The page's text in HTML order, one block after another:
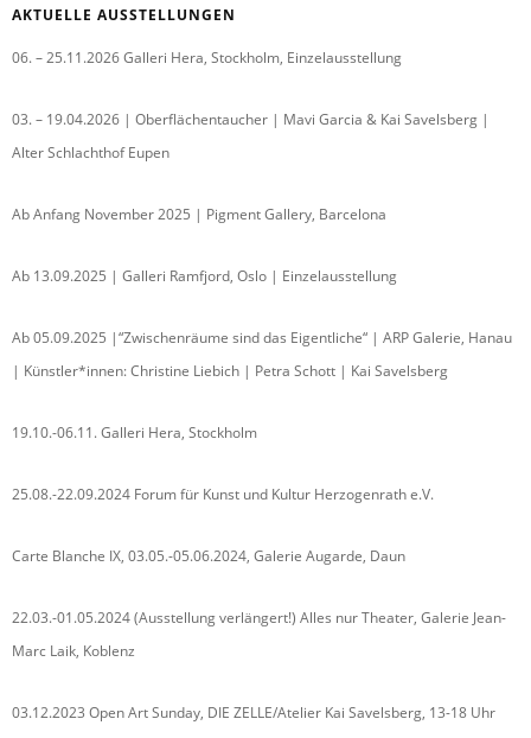
AKTUELLE AUSSTELLUNGEN
06. – 25.11.2026 Galleri Hera, Stockholm, Einzelausstellung
03. – 19.04.2026 | Oberflächentaucher | Mavi Garcia & Kai Savelsberg |
Alter Schlachthof Eupen
Ab Anfang November 2025 | Pigment Gallery, Barcelona
Ab 13.09.2025 | Galleri Ramfjord, Oslo | Einzelausstellung
Ab 05.09.2025 |“Zwischenräume sind das Eigentliche“ | ARP Galerie, Hanau
| Künstler*innen: Christine Liebich | Petra Schott | Kai Savelsberg
19.10.-06.11. Galleri Hera, Stockholm
25.08.-22.09.2024 Forum für Kunst und Kultur Herzogenrath e.V.
Carte Blanche IX, 03.05.-05.06.2024, Galerie Augarde, Daun
22.03.-01.05.2024 (Ausstellung verlängert!) Alles nur Theater, Galerie Jean-
Marc Laik, Koblenz
03.12.2023 Open Art Sunday, DIE ZELLE/Atelier Kai Savelsberg, 13-18 Uhr